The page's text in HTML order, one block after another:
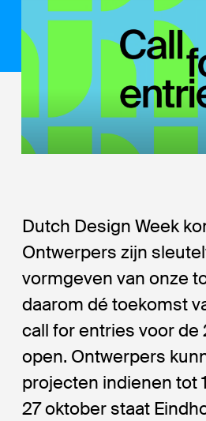
Dutch Design Week
Ontwerpers zijn
vormgeven van onze
daarom dé toekomst
call for entries voor de
open. Ontwerpers
projecten indienen tot
27 oktober staat